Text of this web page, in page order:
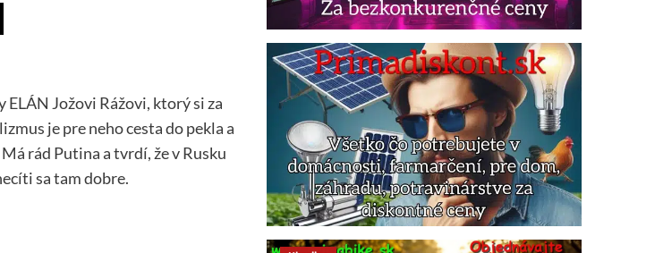
Jožovi Rážovi, ktorý si za
je pre neho cesta do pekla a
rád Putina a tvrdí, že v Rusku
sa tam dobre.